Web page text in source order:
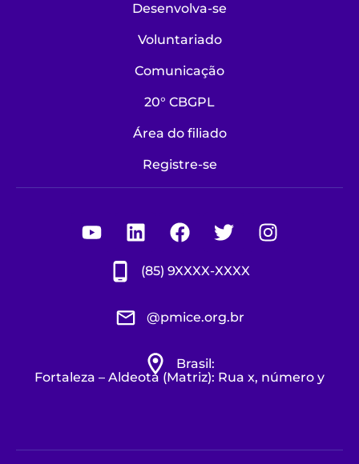
Desenvolva-se
Voluntariado
Comunicação
20° CBGPL
Área do filiado
Registre-se
YoutubeLinkedinFacebook
Twitter
(85) 9XXXX-XXXX
@pmice.org.br
Brasil:
Fortaleza – Aldeota (Matriz): Rua x, número y